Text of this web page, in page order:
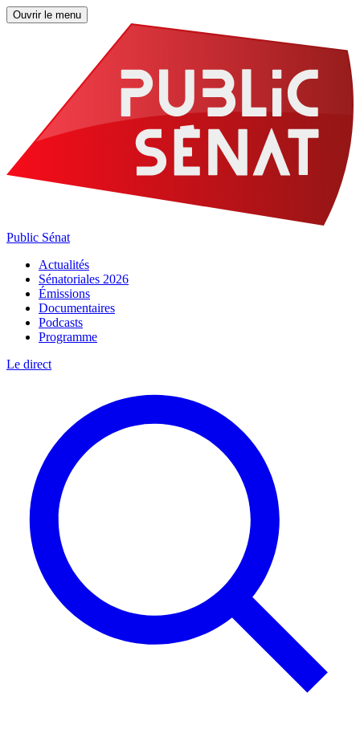
Ouvrir le menu
Public Sénat
Actualités
Sénatoriales 2026
Émissions
Documentaires
Podcasts
Programme
Le direct